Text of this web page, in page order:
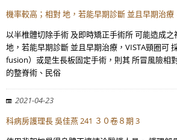
機率較高；相對 地，若能早期診斷 並且早期治療
以半椎體切除手術 及即時矯正手術所 可能造成
地，若能早期診斷 並且早期治療，VISTA頸圈可
fusion）或是生長板固定手術，則其 所冒風險相
的整脊術、民俗
2021-04-23
科病房護理長 吳佳燕 241 ３０卷８期 3